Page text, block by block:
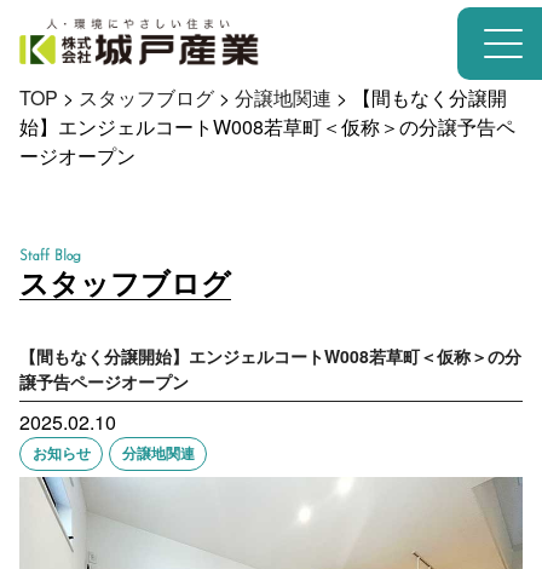
TOP > スタッフブログ > 分譲地関連 >
【間もなく分譲開
始】エンジェルコートW008若草町＜仮称＞の分譲予告ペ
ージオープン
Staff Blog
スタッフブログ
【間もなく分譲開始】エンジェルコートW008若草町＜仮称＞の分
譲予告ページオープン
2025.02.10
お知らせ 分譲地関連